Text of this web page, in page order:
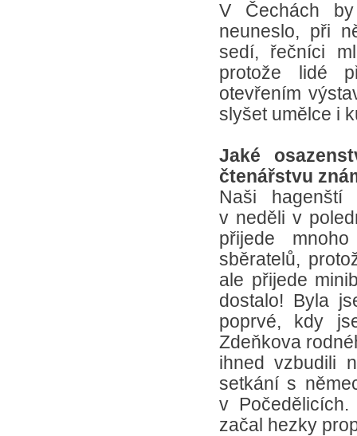
V Čechách
neuneslo, při
sedí, řečníci
protože lidé
otevřením
slyšet umělce i
Jaké
čtenářstvu
Naši hagenští
v neděli v
přijede
sběratelů,
ale přijede
dostalo! Byla
poprvé, kdy
Zdeňkova
ihned vzbudili
setkání s
v
začal hezky